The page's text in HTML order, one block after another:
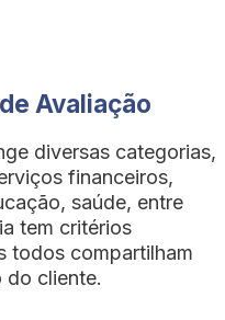
Avaliação
diversas categorias,
financeiros,
saúde, entre
tem critérios
todos compartilham
do cliente.